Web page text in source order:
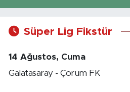
Süper Lig Fikstür
14 Ağustos, Cuma
Galatasaray - Çorum FK